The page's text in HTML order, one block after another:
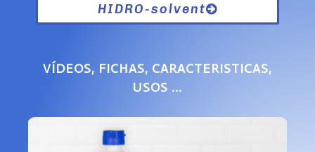
HIDRO-solvent
VÍDEOS, FICHAS, CARACTERISTICAS,
USOS ...